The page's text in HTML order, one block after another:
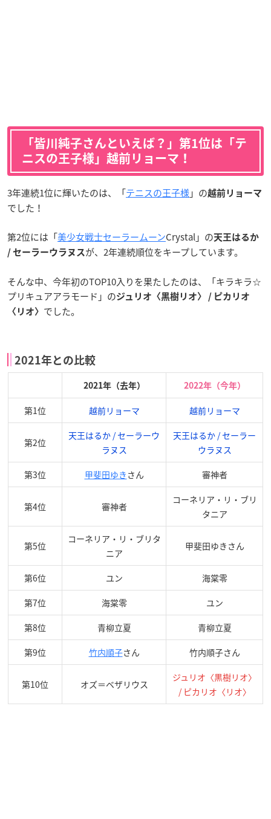
「皆川純子さんといえば？」第1位は「テ
ニスの王子様」越前リョーマ！
3年連続1位に輝いたのは、「テニスの王子様」の越前リョーマ
でした！
第2位には「美少女戦士セーラームーンCrystal」の天王はるか
/ セーラーウラヌス が、2年連続順位をキープしています。
そんな中、今年初のTOP10入りを果たしたのは、「キラキラ☆
プリキュアアラモード」のジュリオ〈黒樹リオ〉 / ピカリオ
〈リオ〉 でした。
2021年との比較
2021年（去年） 2022年（今年）
第1位 越前リョーマ 越前リョーマ
第2位
天王はるか / セーラーウ
ラヌス
天王はるか / セーラー
ウラヌス
第3位 甲斐田ゆき さん 審神者
第4位 審神者
コーネリア・リ・ブリ
タニア
第5位
コーネリア・リ・ブリタ
ニア
甲斐田ゆきさん
第6位 ユン 海棠零
第7位 海棠零 ユン
第8位 青柳立夏 青柳立夏
第9位 竹内順子さん 竹内順子さん
第10位 オズ＝ベザリウス
ジュリオ〈黒樹リオ〉
/ ピカリオ〈リオ〉